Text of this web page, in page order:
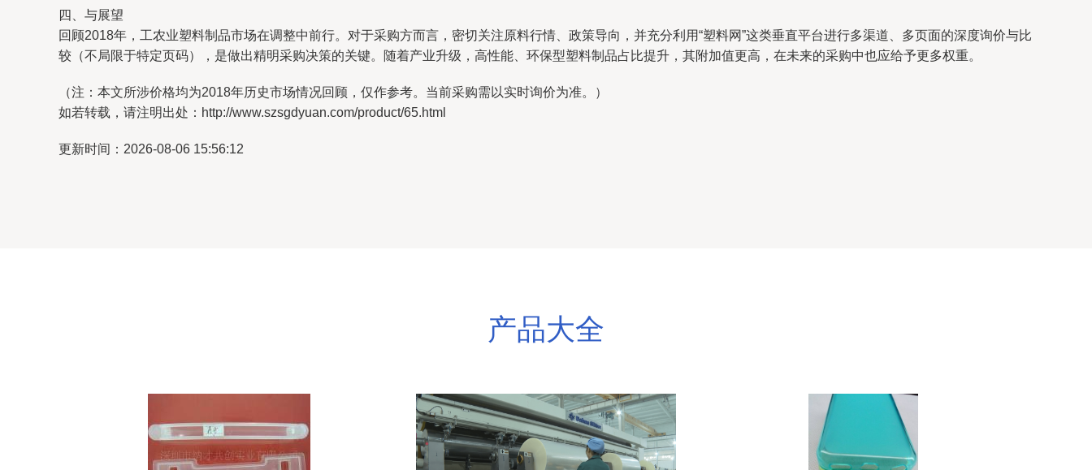
四、与展望
回顾2018年，工农业塑料制品市场在调整中前行。对于采购方而言，密切关注原料行情、政策导向，并充分利用“塑料网”这类垂直平台进行多渠道、多页面的深度询价与比
较（不局限于特定页码），是做出精明采购决策的关键。随着产业升级，高性能、环保型塑料制品占比提升，其附加值更高，在未来的采购中也应给予更多权重。
（注：本文所涉价格均为2018年历史市场情况回顾，仅作参考。当前采购需以实时询价为准。）
如若转载，请注明出处：http://www.szsgdyuan.com/product/65.html
更新时间：2026-08-06 15:56:12
产品大全